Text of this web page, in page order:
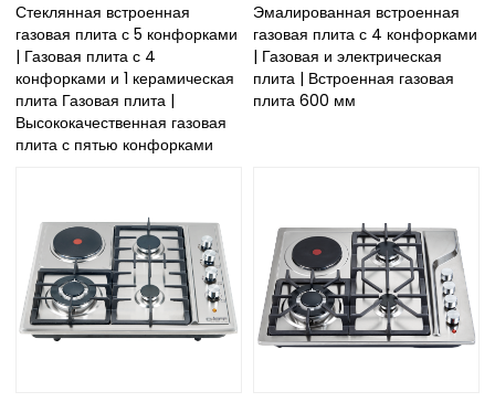
Стеклянная встроенная
газовая плита с 5 конфорками
| Газовая плита с 4
конфорками и 1 керамическая
плита Газовая плита |
Высококачественная газовая
плита с пятью конфорками
Эмалированная встроенная
газовая плита с 4 конфорками
| Газовая и электрическая
плита | Встроенная газовая
плита 600 мм